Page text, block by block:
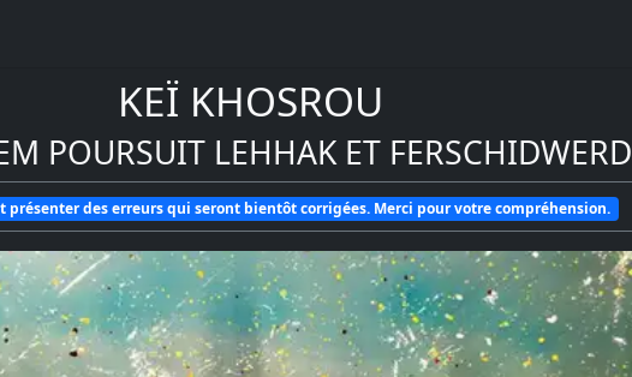
KEÏ KHOSROU
POURSUIT LEHHAK ET FERSCHIDWERD
présenter des erreurs qui seront bientôt corrigées. Merci pour votre compréhension.